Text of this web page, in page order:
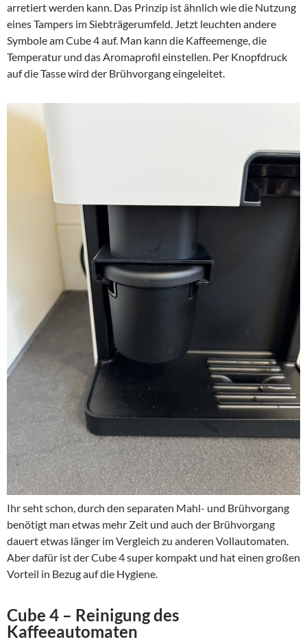
arretiert werden kann. Das Prinzip ist ähnlich wie die Nutzung
eines Tampers im Siebträgerumfeld. Jetzt leuchten andere
Symbole am Cube 4 auf. Man kann die Kaffeemenge, die
Temperatur und das Aromaprofil einstellen. Per Knopfdruck
auf die Tasse wird der Brühvorgang eingeleitet.
Ihr seht schon, durch den separaten Mahl- und Brühvorgang
benötigt man etwas mehr Zeit und auch der Brühvorgang
dauert etwas länger im Vergleich zu anderen Vollautomaten.
Aber dafür ist der Cube 4 super kompakt und hat einen großen
Vorteil in Bezug auf die Hygiene.
Cube 4 – Reinigung des
Kaffeeautomaten